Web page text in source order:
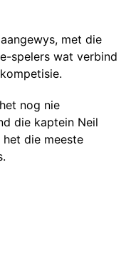
met die
spelers wat verbind
nog nie
die kaptein Neil
het die meeste